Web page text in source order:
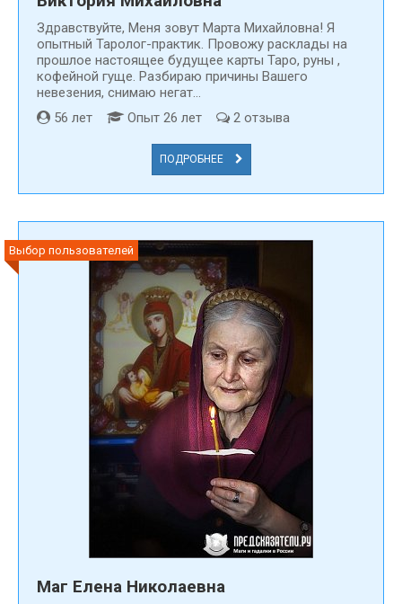
Здравствуйте, Меня зовут Марта Михайловна! Я
опытный Таролог-практик. Провожу расклады на
прошлое настоящее будущее карты Таро, руны ,
кофейной гуще. Разбираю причины Вашего
невезения, снимаю негат...
56 лет
Опыт 26 лет 2 отзыва
ПОДРОБНЕЕ
Выбор пользователей
Маг Елена Николаевна